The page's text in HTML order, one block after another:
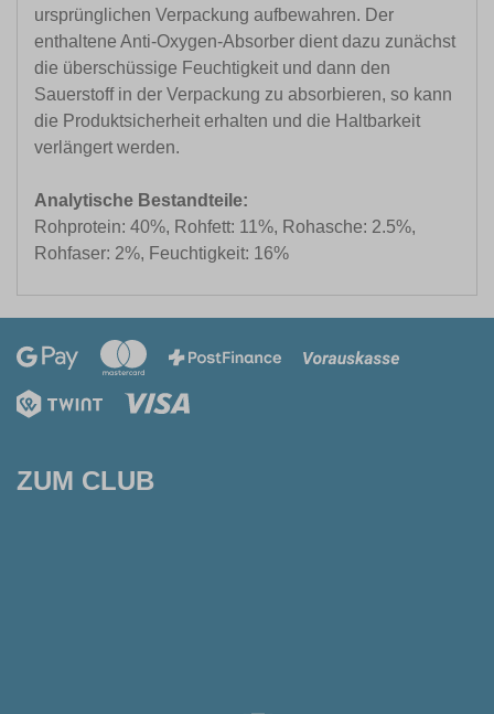
ursprünglichen Verpackung aufbewahren. Der
enthaltene Anti-Oxygen-Absorber dient dazu zunächst
die überschüssige Feuchtigkeit und dann den
Sauerstoff in der Verpackung zu absorbieren, so kann
die Produktsicherheit erhalten und die Haltbarkeit
verlängert werden.
Analytische Bestandteile:
Rohprotein: 40%, Rohfett: 11%, Rohasche: 2.5%,
Rohfaser: 2%, Feuchtigkeit: 16%
ZUM CLUB